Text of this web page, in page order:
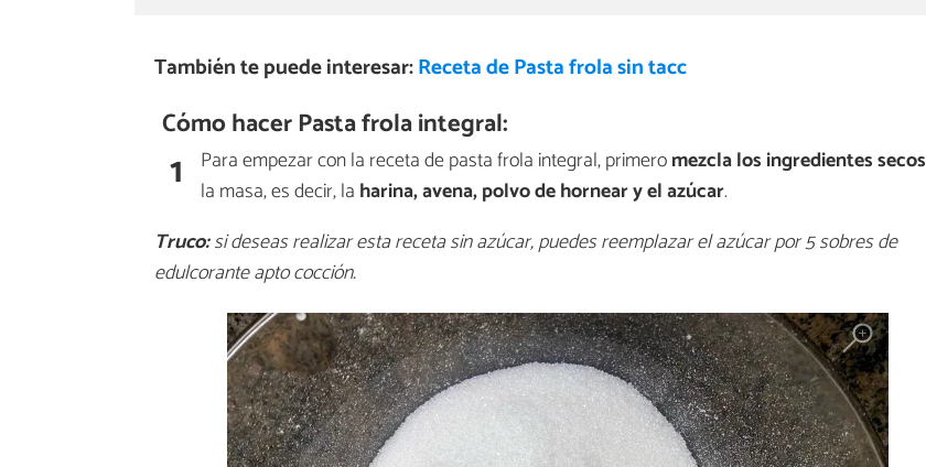
También te puede interesar:Receta de Pasta frola sin tacc
Cómo hacer Pasta frola integral:
1 Para empezar con la receta de pasta frola integral, primeromezcla los ingredientes secos
la masa, es decir, la harina, avena, polvo de hornear y el azúcar.
Truco:si deseas realizar esta receta sin azúcar, puedes reemplazar el azúcar por 5 sobres de
edulcorante apto cocción.